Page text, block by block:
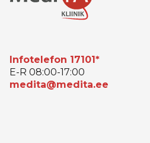
Infotelefon 17101*
E-R 08:00-17:00
medita@medita.ee